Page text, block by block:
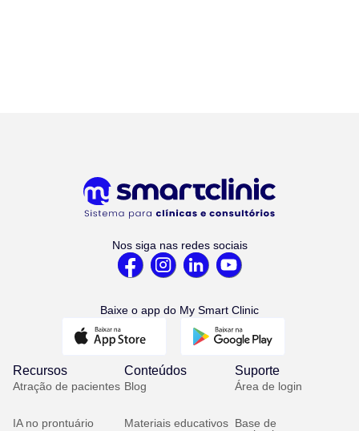
Nos siga nas redes sociais
Baixe o app do My Smart Clinic
Recursos
Atração de pacientes
IA no prontuário
Conteúdos
Blog
Materiais educativos
Suporte
Área de login
Base de